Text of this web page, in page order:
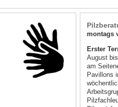
montags
Erster
August
am
Pavillons